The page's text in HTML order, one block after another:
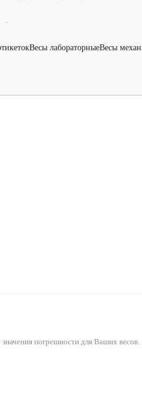
-
Весы лабораторныеВесы
погрешности для Ваших весов.